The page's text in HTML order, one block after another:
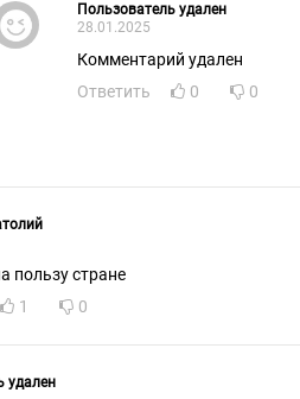
Пользователь удален
28.01.2025
Комментарий удален
Ответить
0 0
пользу стране
1 0
удален